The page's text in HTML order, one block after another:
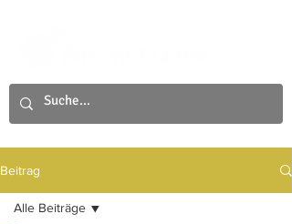
Beitrag
Alle Beiträge